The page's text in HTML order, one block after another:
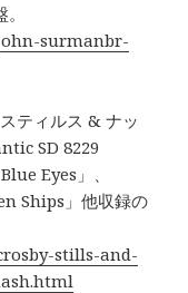
surmanbr-
ティルス & ナッ
SD 8229
Eyes」、
Ships」他収録の
stills-and-